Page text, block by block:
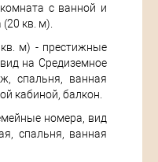
с ванной и
кв. м).
м) - престижные
на Средиземное
спальня, ванная
кабиной, балкон.
номера, вид
спальня, ванная